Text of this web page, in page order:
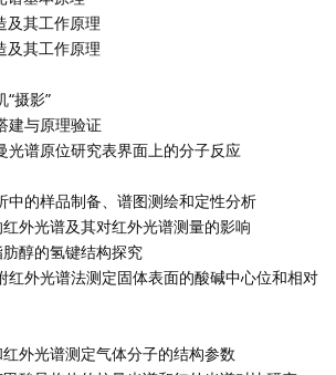
及其工作原理
及其工作原理
摄影”
建与原理验证
光谱原位研究表界面上的分子反应
中的样品制备、谱图测绘和定性分析
外光谱及其对红外光谱测量的影响
醇的氢键结构探究
红外光谱法测定固体表面的酸碱中心位和相对
外光谱测定气体分子的结构参数